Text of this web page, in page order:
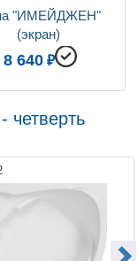
"ИМЕЙДЖЕН"
(экран)
8 640
четверть